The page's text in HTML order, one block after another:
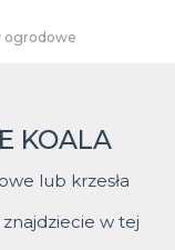
ogrodowe
KOALA
lub krzesła
w tej